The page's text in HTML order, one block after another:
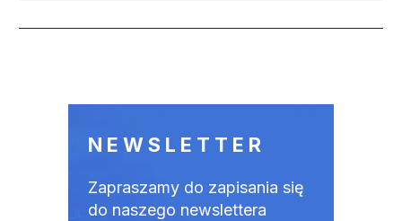
NEWSLETTER
Zapraszamy do zapisania się
do naszego newslettera